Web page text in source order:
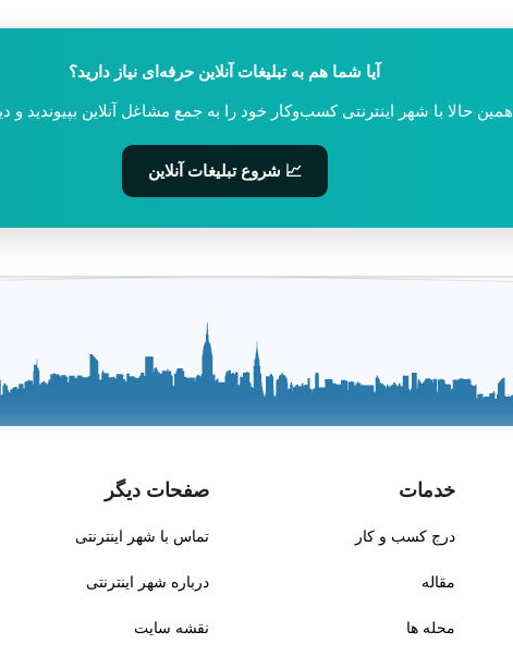
آیا شما هم به تبلیغات آنلاین حرفه‌ای نیاز دارید؟
همین حالا با شهر اینترنتی کسب‌وکار خود را به جمع مشاغل آنلاین بپیوندید و
📈 شروع تبلیغات آنلاین
خدمات
درج کسب و کار
مقاله
محله ها
صفحات دیگر
تماس با شهر اینترنتی
درباره شهر اینترنتی
نقشه سایت